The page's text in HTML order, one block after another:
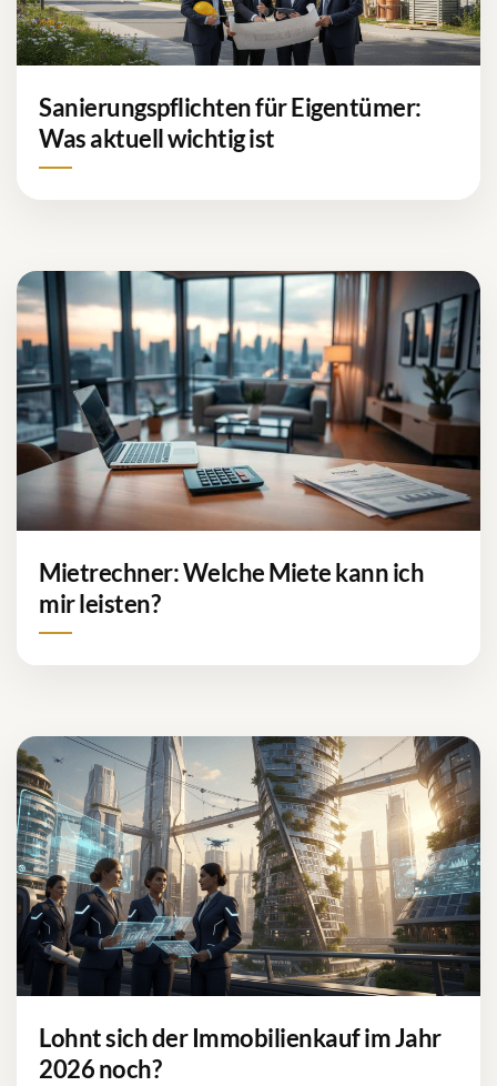
Sanierungspflichten für Eigentümer:
Was aktuell wichtig ist
Mietrechner: Welche Miete kann ich
mir leisten?
Lohnt sich der Immobilienkauf im Jahr
2026 noch?